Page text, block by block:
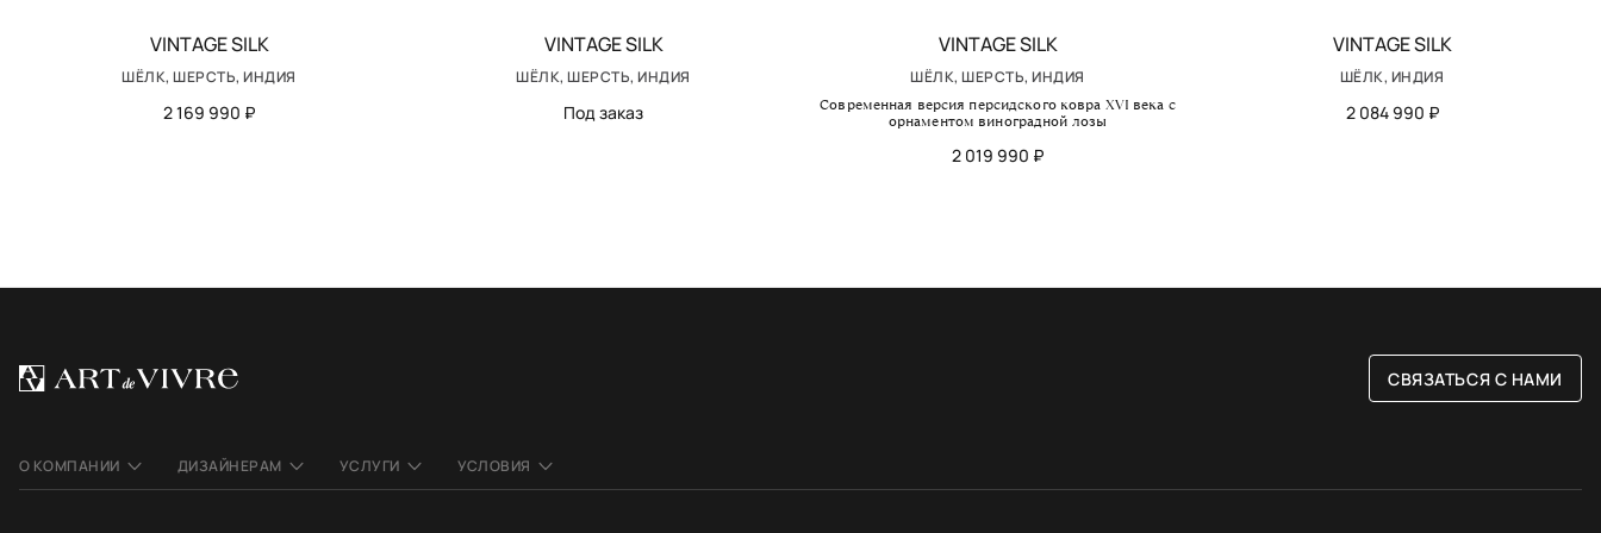
VINTAGE SILK
ШЁЛК, ШЕРСТЬ, ИНДИЯ
2 169 990 ₽
VINTAGE SILK
ШЁЛК, ШЕРСТЬ, ИНДИЯ
Под заказ
VINTAGE SILK
ШЁЛК, ШЕРСТЬ, ИНДИЯ
Современная версия персидского ковра XVI века с
орнаментом виноградной лозы
2 019 990 ₽
VINTAGE SILK
ШЁЛК, ИНДИЯ
2 084 990 ₽
СВЯЗАТЬСЯ С НАМИ
О КОМПАНИИ ДИЗАЙНЕРАМ УСЛУГИ УСЛОВИЯ